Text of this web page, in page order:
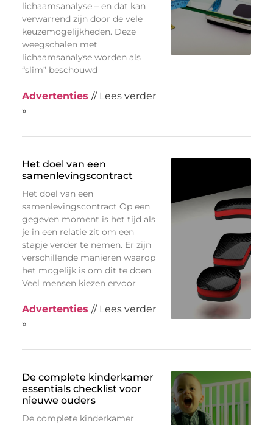
lichaamsanalyse – en dat kan
verwarrend zijn door de vele
keuzemogelijkheden. Deze
weegschalen met
lichaamsanalyse worden als
“slim” beschouwd
Advertenties // Lees verder
»
Het doel van een
samenlevingscontract
Het doel van een
samenlevingscontract Op een
gegeven moment is het tijd als
je in een relatie zit om een
stapje verder te nemen. Er zijn
verschillende manieren waarop
het mogelijk is om dit te doen.
Veel mensen kiezen ervoor
Advertenties // Lees verder
»
De complete kinderkamer
essentials checklist voor
nieuwe ouders
De complete kinderkamer